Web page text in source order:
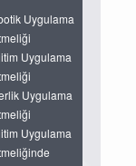
Uygulama
Uygulama
Uygulama
Uygulama